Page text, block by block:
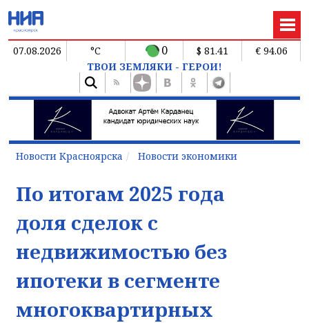
07.08.2026 °C 0 $ 81.41
€ 94.06
ТВОИ ЗЕМЛЯКИ - ГЕРОИ!
Новости Красноярска Новости экономики
По итогам 2025 года
доля сделок с
недвижимостью без
ипотеки в сегменте
многоквартирных